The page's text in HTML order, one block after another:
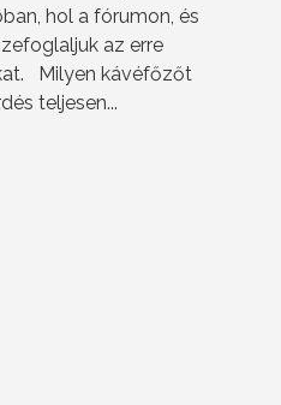
hol a fórumon, és
az erre
Milyen kávéfőzőt
teljesen...